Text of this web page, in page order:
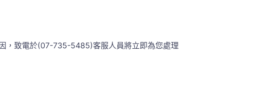
，致電於(07-735-5485)客服人員將立即為您處理